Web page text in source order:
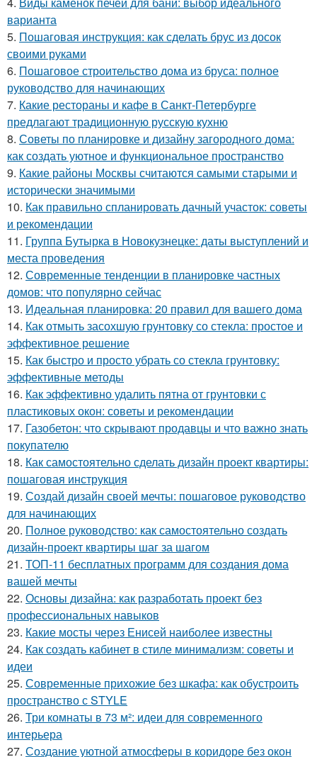
варианта
5. Пошаговая инструкция: как сделать брус из досок
своими руками
6. Пошаговое строительство дома из бруса: полное
руководство для начинающих
7. Какие рестораны и кафе в Санкт-Петербурге
предлагают традиционную русскую кухню
8. Советы по планировке и дизайну загородного дома:
как создать уютное и функциональное пространство
9. Какие районы Москвы считаются самыми старыми и
исторически значимыми
10. Как правильно спланировать дачный участок: советы
и рекомендации
11. Группа Бутырка в Новокузнецке: даты выступлений и
места проведения
12. Современные тенденции в планировке частных
домов: что популярно сейчас
13. Идеальная планировка: 20 правил для вашего дома
14. Как отмыть засохшую грунтовку со стекла: простое и
эффективное решение
15. Как быстро и просто убрать со стекла грунтовку:
эффективные методы
16. Как эффективно удалить пятна от грунтовки с
пластиковых окон: советы и рекомендации
17. Газобетон: что скрывают продавцы и что важно знать
покупателю
18. Как самостоятельно сделать дизайн проект квартиры:
пошаговая инструкция
19. Создай дизайн своей мечты: пошаговое руководство
для начинающих
20. Полное руководство: как самостоятельно создать
дизайн-проект квартиры шаг за шагом
21. ТОП-11 бесплатных программ для создания дома
вашей мечты
22. Основы дизайна: как разработать проект без
профессиональных навыков
23. Какие мосты через Енисей наиболее известны
24. Как создать кабинет в стиле минимализм: советы и
идеи
25. Современные прихожие без шкафа: как обустроить
пространство с STYLE
26. Три комнаты в 73 м²: идеи для современного
интерьера
27. Создание уютной атмосферы в коридоре без окон